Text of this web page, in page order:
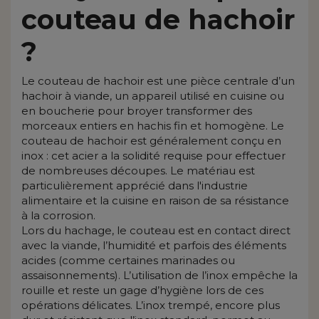
couteau de hachoir
?
Le couteau de hachoir est une pièce centrale d’un
hachoir à viande, un appareil utilisé en cuisine ou
en boucherie pour broyer transformer des
morceaux entiers en hachis fin et homogène. Le
couteau de hachoir est généralement conçu en
inox : cet acier a la solidité requise pour effectuer
de nombreuses découpes. Le matériau est
particulièrement apprécié dans l'industrie
alimentaire et la cuisine en raison de sa résistance
à la corrosion.
Lors du hachage, le couteau est en contact direct
avec la viande, l’humidité et parfois des éléments
acides (comme certaines marinades ou
assaisonnements). L’utilisation de l’inox empêche la
rouille et reste un gage d’hygiène lors de ces
opérations délicates. L’inox trempé, encore plus